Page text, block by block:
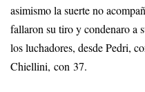
asimismo la suerte no
fallaron su tiro y condenaro a
los luchadores, desde Pedri,
Chiellini, con 37.